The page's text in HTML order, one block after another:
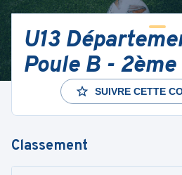
U13
Poule B - 2ème
SUIVRE CETTE
Classement